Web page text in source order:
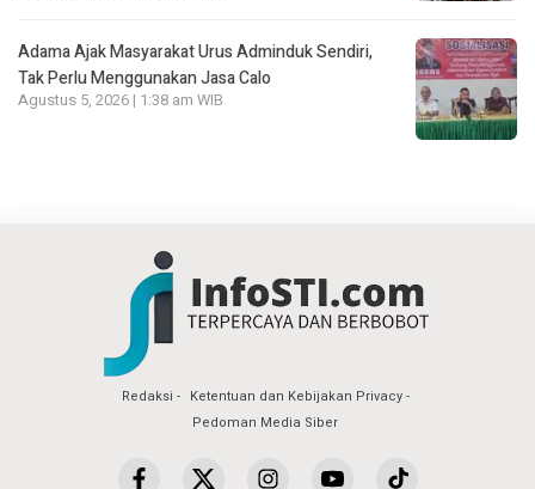
Adama Ajak Masyarakat Urus Adminduk Sendiri,
Tak Perlu Menggunakan Jasa Calo
Agustus 5, 2026 | 1:38 am WIB
Redaksi
Ketentuan dan Kebijakan Privacy
Pedoman Media Siber